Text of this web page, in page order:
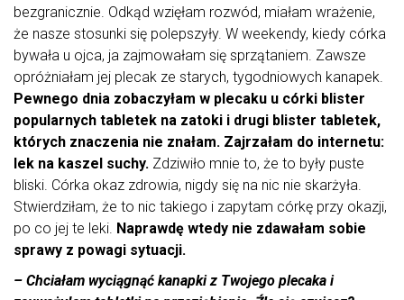
bezgranicznie. Odkąd wzięłam rozwód, miałam wrażenie,
że nasze stosunki się polepszyły. W weekendy, kiedy córka
bywała u ojca, ja zajmowałam się sprzątaniem. Zawsze
opróżniałam jej plecak ze starych, tygodniowych kanapek.
Pewnego dnia zobaczyłam w plecaku u córki blister
popularnych tabletek na zatoki i drugi blister tabletek,
których znaczenia nie znałam. Zajrzałam do internetu:
lek na kaszel suchy. Zdziwiło mnie to, że to były puste
bliski. Córka okaz zdrowia, nigdy się na nic nie skarżyła.
Stwierdziłam, że to nic takiego i zapytam córkę przy okazji,
po co jej te leki. Naprawdę wtedy nie zdawałam sobie
sprawy z powagi sytuacji.
– Chciałam wyciągnąć kanapki z Twojego plecaka i